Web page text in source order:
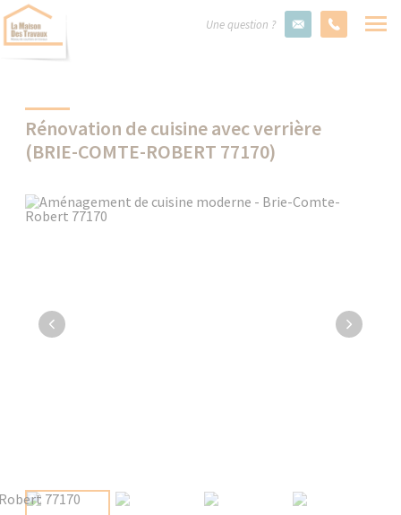
Une question ?
Rénovation de cuisine avec verrière
(BRIE-COMTE-ROBERT 77170)